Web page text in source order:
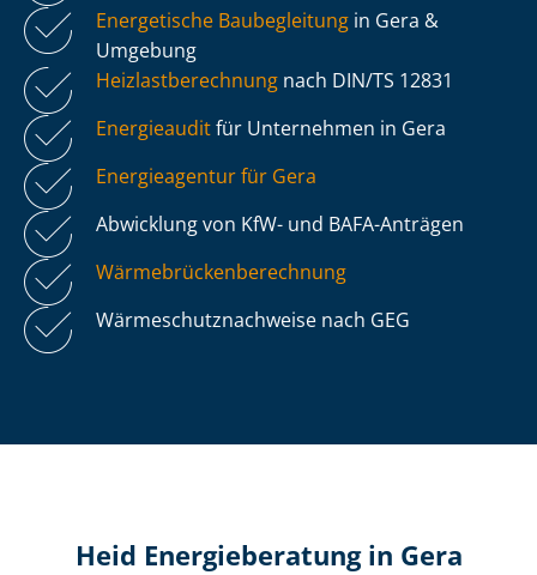
Energetische Baubegleitung in Gera &
Umgebung
Heiz­last­be­rech­nung nach DIN/TS 12831
Energieauditfür Unternehmen in Gera
Energieagentur für Gera
Abwicklung von KfW- und BAFA-Anträgen
Wär­me­brü­cken­be­rech­nung
Wär­me­schutz­nach­wei­se nach GEG
Heid Energieberatung in Gera